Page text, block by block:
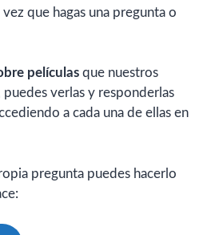
que hagas una pregunta o
películas que nuestros
puedes verlas y responderlas
a cada una de ellas en
pregunta puedes hacerlo